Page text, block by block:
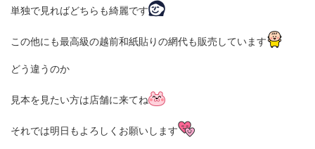
単独で見ればどちらも綺麗です
この他にも最高級の越前和紙貼りの網代も販売しています
どう違うのか
見本を見たい方は店舗に来てね
それでは明日もよろしくお願いします